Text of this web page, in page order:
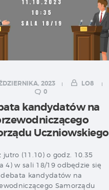
2023
LO8
0
kandydatów na
Uczniowskiego
jutro (11.10) o godz. 10.35
4) w sali 18/19 odbędzie się
debata kandydatów na
Samorządu